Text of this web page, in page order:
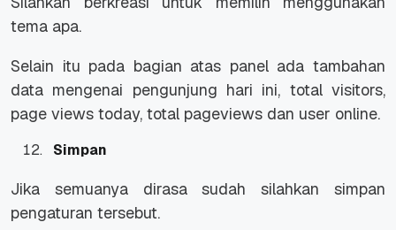
tema apa.
Selain itu pada bagian atas panel ada tambahan
data mengenai pengunjung hari ini, total visitors,
page views today, total pageviews dan user online.
Simpan
Jika semuanya dirasa sudah silahkan simpan
pengaturan tersebut.